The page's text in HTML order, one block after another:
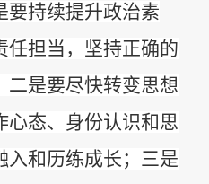
要持续提升政治素
任担当，坚持正确的
二是要尽快转变思想
心态、身份认识和思
入和历练成长；三是